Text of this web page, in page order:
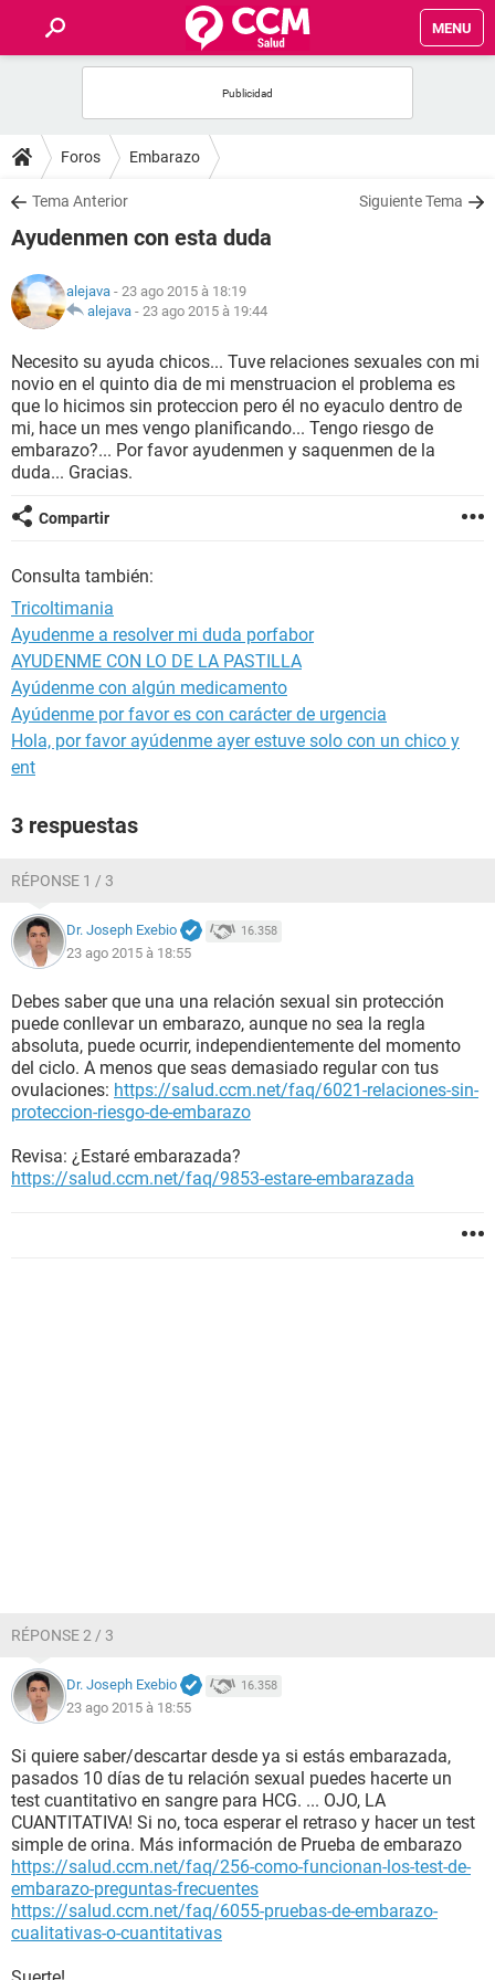
MENU
FORUMS
SALUD
FAMILIA
NUTRICIÓN
BIENESTAR
SEXUALIDAD
GLOSARIO
Foros Embarazo
Tema Anterior Siguiente Tema
Ayudenmen con esta duda
alejava - 23 ago 2015 à 18:19
alejava - 23 ago 2015 à 19:44
Necesito su ayuda chicos... Tuve relaciones sexuales con mi
novio en el quinto dia de mi menstruacion el problema es
que lo hicimos sin proteccion pero él no eyaculo dentro de
mi, hace un mes vengo planificando... Tengo riesgo de
embarazo?... Por favor ayudenmen y saquenmen de la
duda... Gracias.
Compartir
Consulta también:
Tricoltimania
Ayudenme a resolver mi duda porfabor
AYUDENME CON LO DE LA PASTILLA
Ayúdenme con algún medicamento
Ayúdenme por favor es con carácter de urgencia
Hola, por favor ayúdenme ayer estuve solo con un chico y
ent
3 respuestas
RÉPONSE 1 / 3
Dr. Joseph Exebio 16.358
23 ago 2015 à 18:55
Debes saber que una una relación sexual sin protección
puede conllevar un embarazo, aunque no sea la regla
absoluta, puede ocurrir, independientemente del momento
del ciclo. A menos que seas demasiado regular con tus
ovulaciones: https://salud.ccm.net/faq/6021-relaciones-sin-
proteccion-riesgo-de-embarazo
Revisa: ¿Estaré embarazada?
https://salud.ccm.net/faq/9853-estare-embarazada
RÉPONSE 2 / 3
Dr. Joseph Exebio 16.358
23 ago 2015 à 18:55
Si quiere saber/descartar desde ya si estás embarazada,
pasados 10 días de tu relación sexual puedes hacerte un
test cuantitativo en sangre para HCG. ... OJO, LA
CUANTITATIVA! Si no, toca esperar el retraso y hacer un test
simple de orina. Más información de Prueba de embarazo
https://salud.ccm.net/faq/256-como-funcionan-los-test-de-
embarazo-preguntas-frecuentes
https://salud.ccm.net/faq/6055-pruebas-de-embarazo-
cualitativas-o-cuantitativas